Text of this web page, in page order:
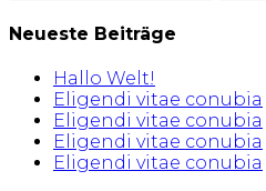
nach:
Neueste Beiträge
Hallo Welt!
Eligendi vitae conubia
Eligendi vitae conubia
Eligendi vitae conubia
Eligendi vitae conubia